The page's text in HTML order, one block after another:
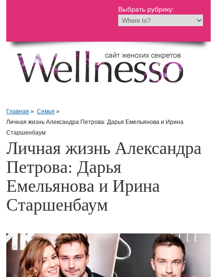
Выбрать рубрику:
Главная » Семья »
Личная жизнь Александра Петрова: Дарья Емельянова и Ирина
Старшенбаум
Личная жизнь Александра
Петрова: Дарья
Емельянова и Ирина
Старшенбаум